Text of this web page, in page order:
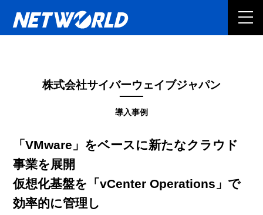
導入事例
株式会社サイバーウェイブジャパン
「VMware」をベースに新たなクラウド
事業を展開
仮想化基盤を「vCenter Operations」で
効率的に管理し